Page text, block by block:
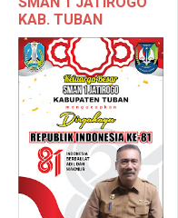
KAB. TUBAN